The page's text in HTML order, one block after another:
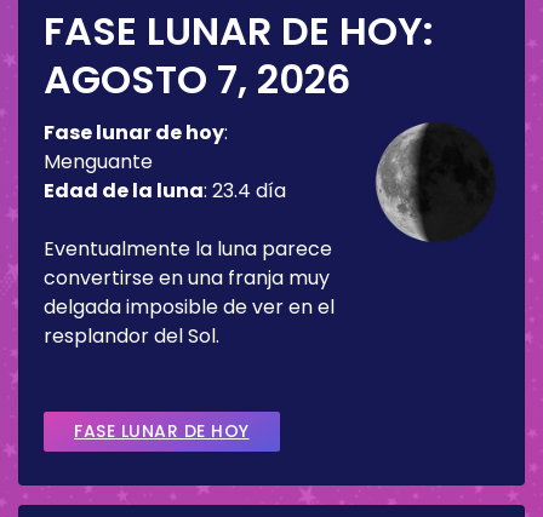
FASE LUNAR DE HOY:
AGOSTO 7, 2026
Fase lunar de hoy:
Menguante
Edad de la luna: 23.4 día
Eventualmente la luna parece
convertirse en una franja muy
delgada imposible de ver en el
resplandor del Sol.
FASE LUNAR DE HOY